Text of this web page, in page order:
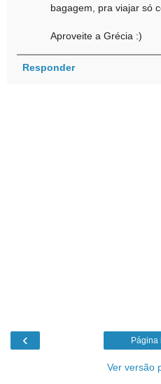
bagagem, pra viajar só
Aproveite a Grécia :)
Responder
‹ Página
Ver versão